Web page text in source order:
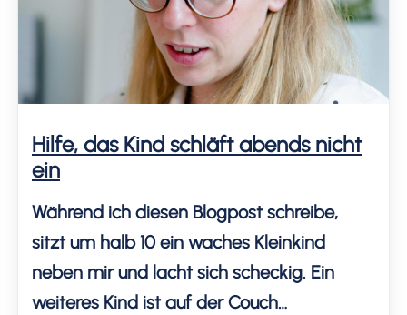
Hilfe, das Kind schläft abends nicht
ein
Während ich diesen Blogpost schreibe,
sitzt um halb 10 ein waches Kleinkind
neben mir und lacht sich scheckig. Ein
weiteres Kind ist auf der Couch